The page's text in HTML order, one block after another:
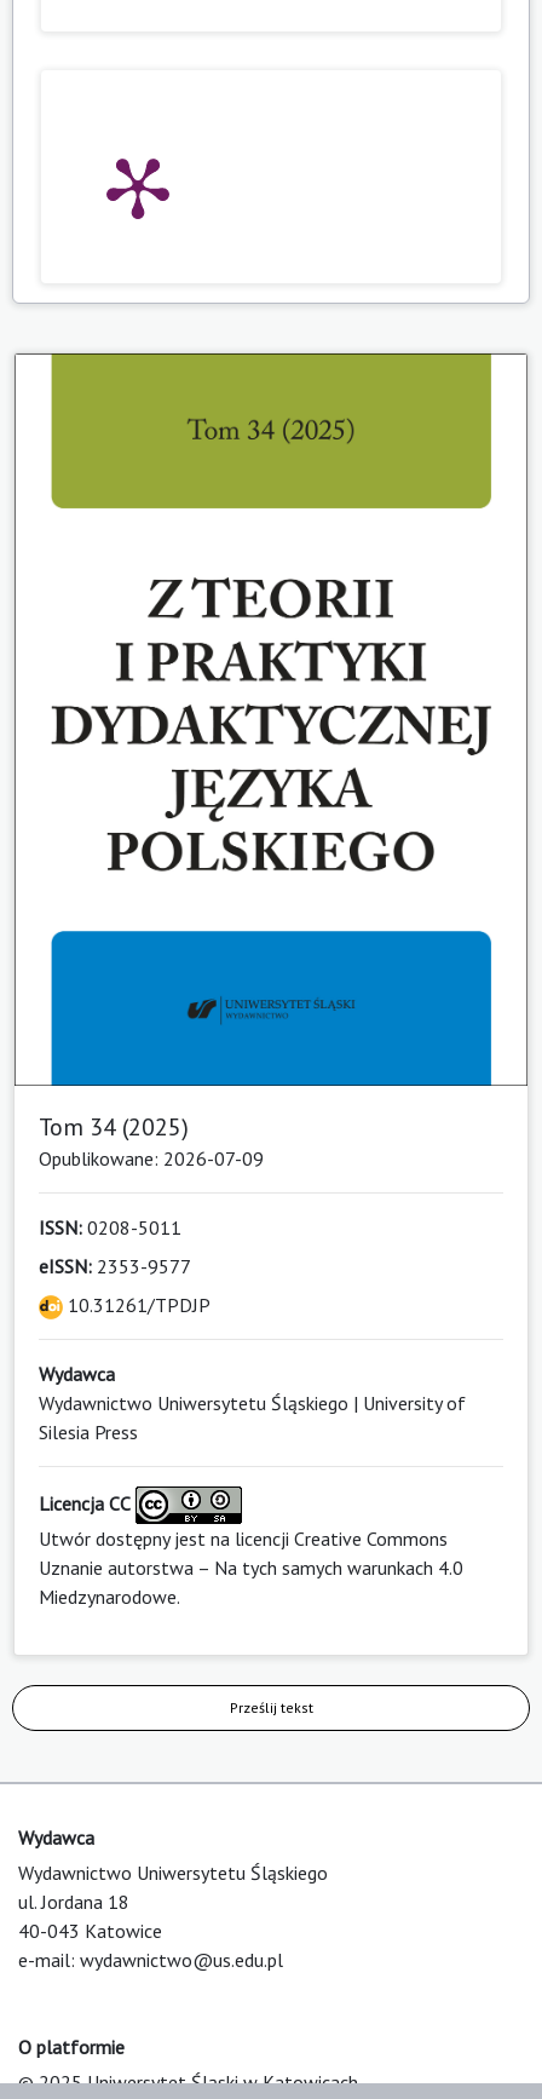
Tom 34 (2025)
Opublikowane: 2026-07-09
ISSN: 0208-5011
eISSN: 2353-9577
10.31261/TPDJP
Wydawca
Wydawnictwo Uniwersytetu Śląskiego | University of
Silesia Press
Licencja CC
Utwór dostępny jest na licencji Creative Commons
Uznanie autorstwa – Na tych samych warunkach 4.0
Miedzynarodowe.
Prześlij tekst
Wydawca
Wydawnictwo Uniwersytetu Śląskiego
ul. Jordana 18
40-043 Katowice
e-mail: wydawnictwo@us.edu.pl
O platformie
© 2025 Uniwersytet Śląski w Katowicach